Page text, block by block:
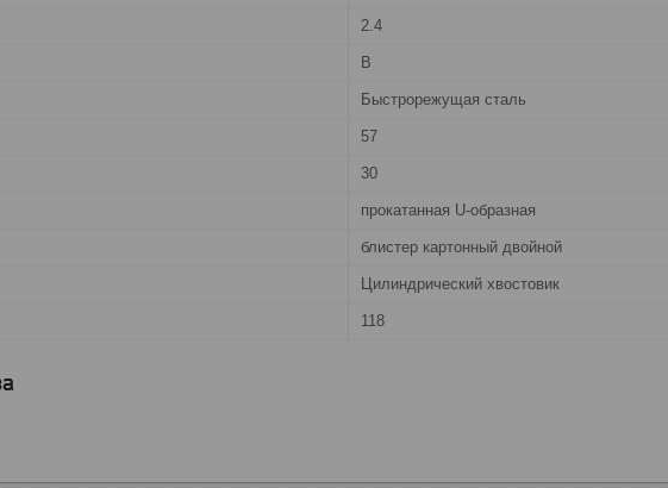
2.4
В
Быстрорежущая сталь
57
30
прокатанная U-образная
блистер картонный двойной
Цилиндрический хвостовик
118